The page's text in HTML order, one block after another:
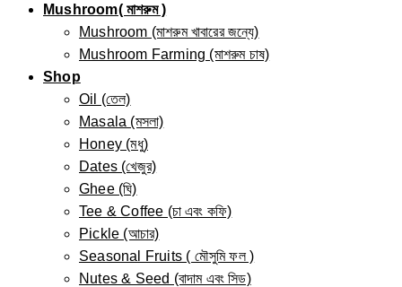
Mushroom( মাশরুম )
Mushroom (মাশরুম খাবারের জন্যে)
Mushroom Farming (মাশরুম চাষ)
Shop
Oil (তেল)
Masala (মসলা)
Honey (মধু)
Dates (খেজুর)
Ghee (ঘি)
Tee & Coffee (চা এবং কফি)
Pickle (আচার)
Seasonal Fruits ( মৌসুমি ফল )
Nutes & Seed (বাদাম এবং সিড)